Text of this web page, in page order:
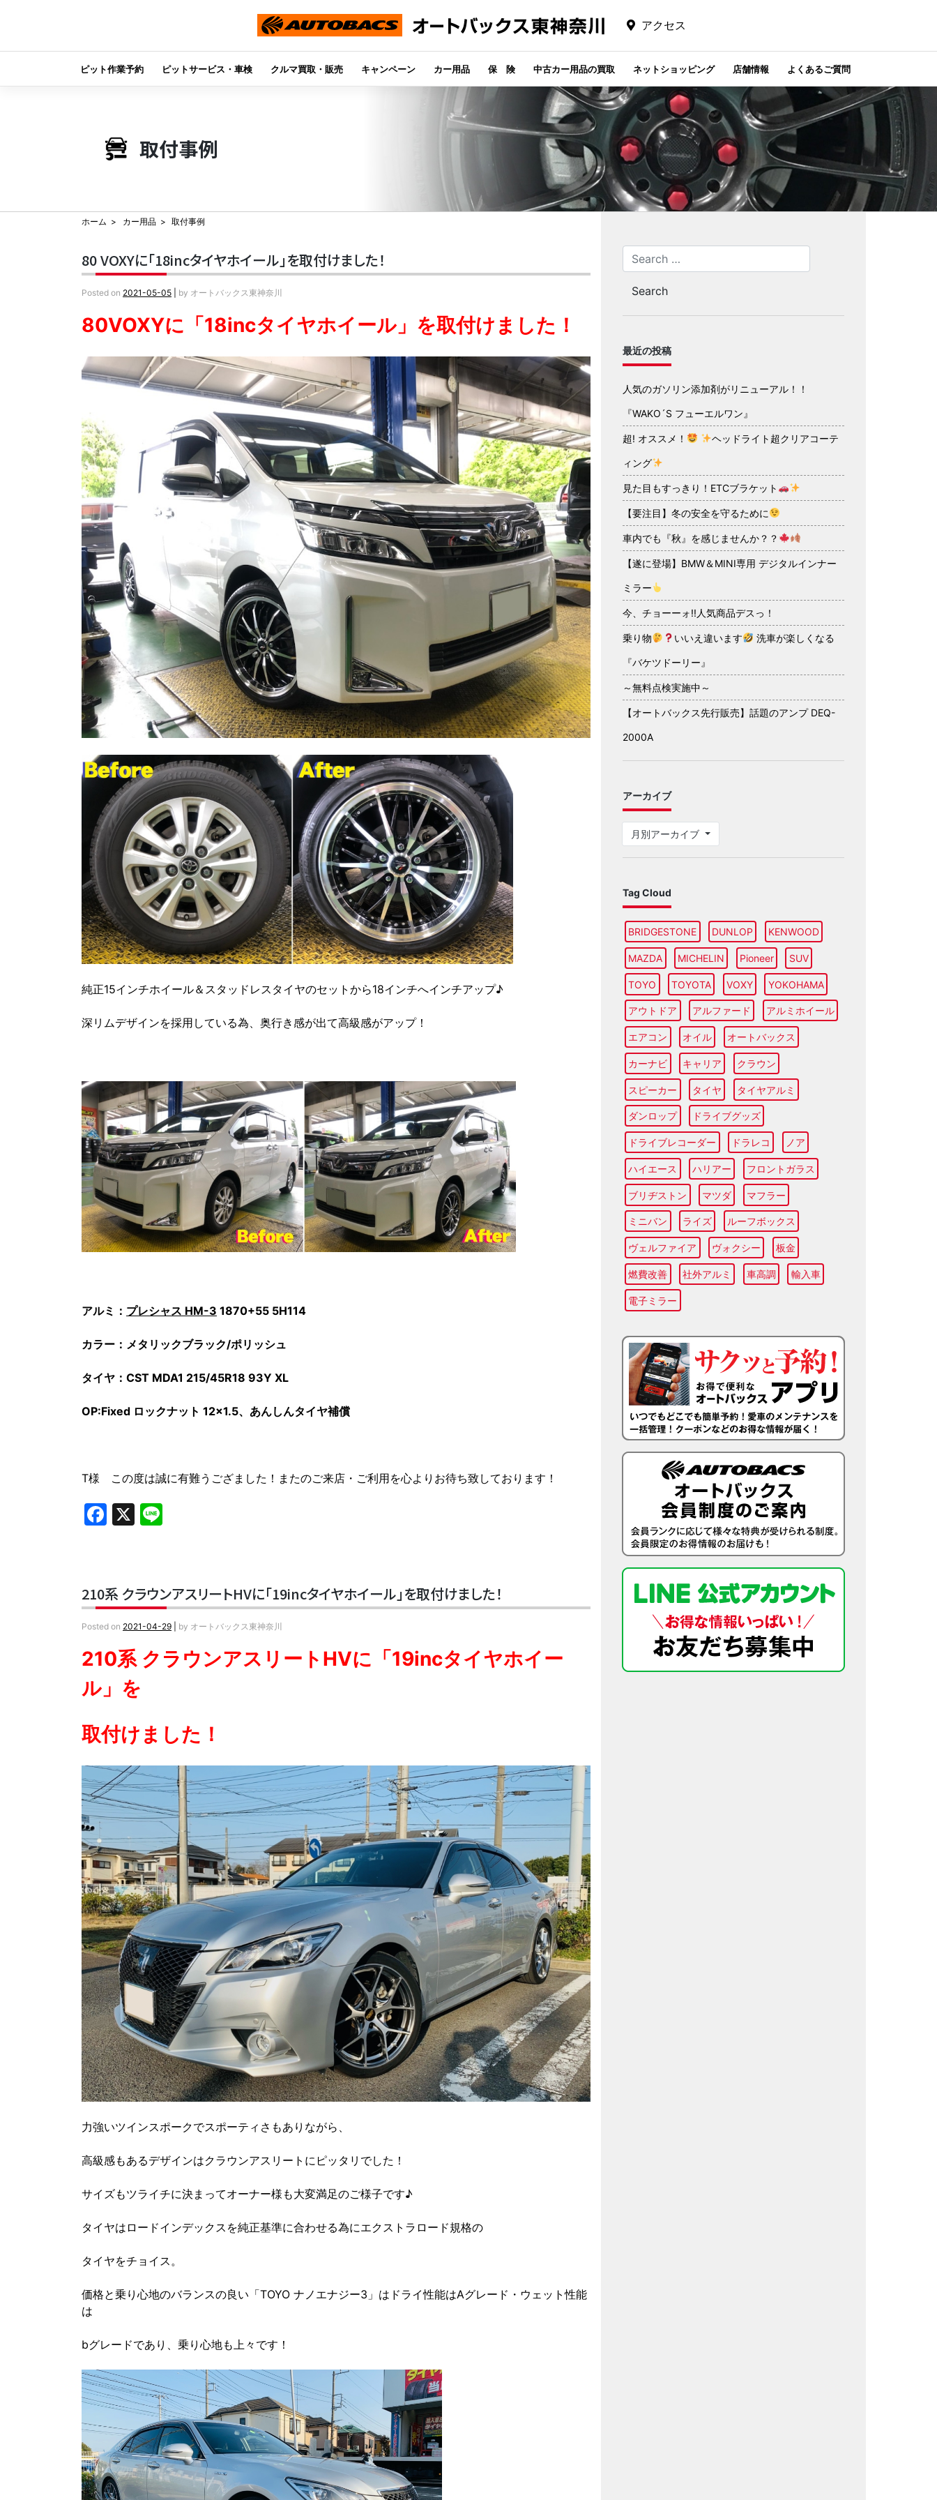
アクセス
ピット作業予約 ピットサービス・車検 クルマ買取・販売 キャンペーン カー用品 保 険 中古カー用品の買取 ネットショッピング 店舗情報 よくあるご質問
取付事例
ホーム カー用品 取付事例
80 VOXYに「18incタイヤホイール」を取付けました！
Posted on 2021-05-05 by オートバックス東神奈川
80VOXYに「18incタイヤホイール」を取付けました！
純正15インチホイール＆スタッドレスタイヤのセットから18インチへインチアップ♪
深リムデザインを採用している為、奥行き感が出て高級感がアップ！
アルミ： プレシャス HM-3 1870+55 5H114
カラー：メタリックブラック/ポリッシュ
タイヤ：CST MDA1 215/45R18 93Y XL
OP:Fixed ロックナット 12×1.5、あんしんタイヤ補償
T様 この度は誠に有難うござました！またのご来店・ご利用を心よりお待ち致しております！
Facebook
X
210系 クラウンアスリートHVに「19incタイヤホイール」を取付けました！
Posted on 2021-04-29 by オートバックス東神奈川
210系 クラウンアスリートHVに「19incタイヤホイー
ル」を
取付けました！
力強いツインスポークでスポーティさもありながら、
高級感もあるデザインはクラウンアスリートにピッタリでした！
サイズもツライチに決まってオーナー様も大変満足のご様子です♪
タイヤはロードインデックスを純正基準に合わせる為にエクストラロード規格の
タイヤをチョイス。
価格と乗り心地のバランスの良い「TOYO ナノエナジー3」はドライ性能はAグレード・ウェット性能
は
bグレードであり、乗り心地も上々です！
最近の投稿
人気のガソリン添加剤がリニューアル！！
『WAKO´S フューエルワン』
超! オススメ！ ヘッドライト超クリアコーテ
ィング
見た目もすっきり！ETCブラケット
【要注目】冬の安全を守るために
車内でも『秋』を感じませんか？？
【遂に登場】BMW＆MINI専用 デジタルインナー
ミラー
今、チョーーォ!!人気商品デスっ！
乗り物 いいえ違います 洗車が楽しくなる
『バケツドーリー』
～無料点検実施中～
【オートバックス先行販売】話題のアンプ DEQ-
2000A
アーカイブ
月別アーカイブ
Tag Cloud
BRIDGESTONE DUNLOP KENWOOD
MAZDA MICHELIN Pioneer SUV
TOYO TOYOTA VOXY YOKOHAMA
アウトドア アルファード アルミホイール
エアコン オイル オートバックス
カーナビ キャリア クラウン
スピーカー タイヤ タイヤアルミ
ダンロップ ドライブグッズ
ドライブレコーダー ドラレコ ノア
ハイエース ハリアー フロントガラス
ブリヂストン マツダ マフラー
ミニバン ライズ ルーフボックス
ヴェルファイア ヴォクシー 板金
燃費改善 社外アルミ 車高調 輸入車
電子ミラー